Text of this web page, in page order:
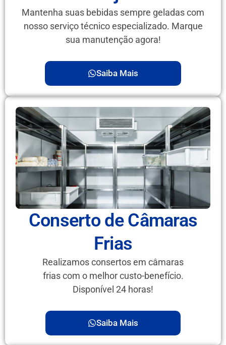
Mantenha suas bebidas sempre geladas com
nosso serviço técnico especializado. Marque
sua manutenção agora!
Saiba Mais
Conserto de Câmaras
Frias
Realizamos consertos em câmaras
frias com o melhor custo-benefício.
Disponível 24 horas!
Saiba Mais